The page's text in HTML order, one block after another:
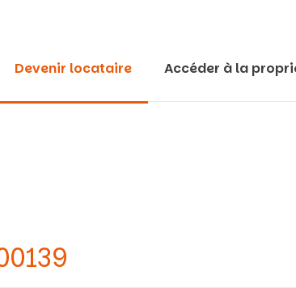
Devenir locataire Accéder à la